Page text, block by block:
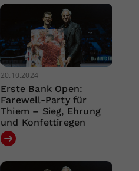
20.10.2024
Erste Bank Open:
Farewell-Party für
Thiem – Sieg, Ehrung
und Konfettiregen